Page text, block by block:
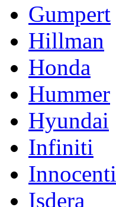
Gumpert
Hillman
Honda
Hummer
Hyundai
Infiniti
Innocenti
Isdera